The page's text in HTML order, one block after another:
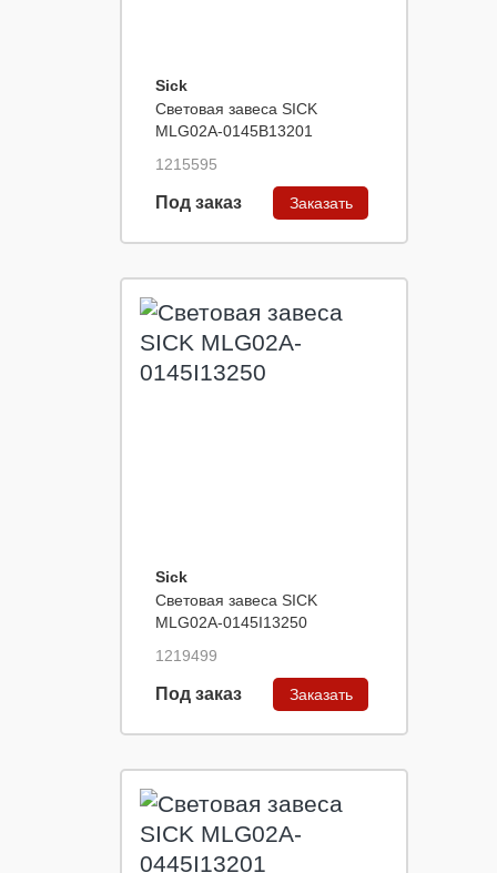
Sick
Световая завеса SICK
MLG02A-0145B13201
1215595
Под заказ Заказать
Sick
Световая завеса SICK
MLG02A-0145I13250
1219499
Под заказ Заказать